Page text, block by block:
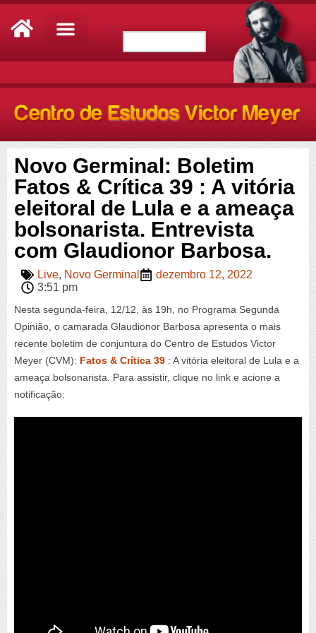
Novo Germinal: Boletim
Fatos & Crítica 39 : A vitória
eleitoral de Lula e a ameaça
bolsonarista. Entrevista
com Glaudionor Barbosa.
Live, Novo Germinal
dezembro 12, 2022
3:51 pm
Nesta segunda-feira, 12/12, às 19h, no Programa Segunda
Opinião, o camarada Glaudionor Barbosa apresenta o mais
recente boletim de conjuntura do Centro de Estudos Victor
Meyer (CVM): Fatos & Crítica 39 : A vitória eleitoral de Lula e a
ameaça bolsonarista. Para assistir, clique no link e acione a
notificação: